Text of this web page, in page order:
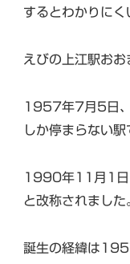
するとわかりにく
えびの上江駅おお
1957年7月5日、
しか停まらない駅
1990年11月1日
と改称されました
誕生の経緯は